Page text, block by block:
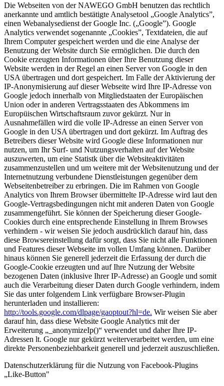
Die Webseiten von der NAWEGO GmbH benutzen das rechtlich
anerkannte und amtlich bestätigte Analysetool „Google Analytics”,
einen Webanalysedienst der Google Inc. („Google”). Google
Analytics verwendet sogenannte „Cookies”, Textdateien, die auf
Ihrem Computer gespeichert werden und die eine Analyse der
Benutzung der Website durch Sie ermöglichen. Die durch den
Cookie erzeugten Informationen über Ihre Benutzung dieser
Website werden in der Regel an einen Server von Google in den
USA übertragen und dort gespeichert. Im Falle der Aktivierung der
IP-Anonymisierung auf dieser Webseite wird Ihre IP-Adresse von
Google jedoch innerhalb von Mitgliedstaaten der Europäischen
Union oder in anderen Vertragsstaaten des Abkommens im
Europüischen Wirtschaftsraum zuvor gekürzt. Nur in
Ausnahmefällen wird die volle IP-Adresse an einen Server von
Google in den USA übertragen und dort gekürzt. Im Auftrag des
Betreibers dieser Website wird Google diese Informationen nur
nutzen, um Ihr Surf- und Nutzungsverhalten auf der Website
auszuwerten, um eine Statistk über die Websiteaktivitäten
zusammenzustellen und um weitere mit der Websitenutzung und der
Internetnutzung verbundene Dienstleistungen gegenüber dem
Webseitenbetreiber zu erbringen. Die im Rahmen von Google
Analytics von Ihrem Browser übermittelte IP-Adresse wird laut den
Google-Vertragsbedingungen nicht mit anderen Daten von Google
zusammengeführt. Sie können der Speicherung dieser Google-
Cookies durch eine entsprechende Einstellung in Ihrem Browses
verhindern - wir weisen Sie jedoch ausdrücklich darauf hin, dass
diese Browsereinstellung dafür sorgt, dass Sie nicht alle Funktionen
und Features dieser Webseite im vollen Umfang können. Darüber
hinaus können Sie generell jederzeit die Erfassung der durch die
Google-Cookie erzeugten und auf Ihre Nutzung der Website
bezogenen Daten (inklusive Ihrer IP-Adresse) an Google und somit
auch die Verarbeitung dieser Daten durch Google verhindern, indem
Sie das unter folgendem Link verfügbare Browser-Plugin
herunterladen und installieren:
http://tools.google.com/dlpage/gaoptout?hl=de. Wir weisen Sie aber
darauf hin, dass diese Website Google Analytics mit der
Erweiterung „_anonymizeIp()“ verwendet und daher Ihre IP-
Adressen lt. Google nur gekürzt weiterverarbeitet werden, um eine
direkte Personenbeziehbarkeit generell und jederzeit auszuschließen.
Datenschutzerklärung für die Nutzung von Facebook-Plugins
„Like-Button"